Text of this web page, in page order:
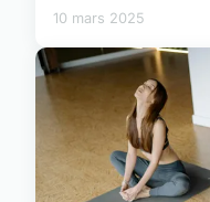
10 mars 2025